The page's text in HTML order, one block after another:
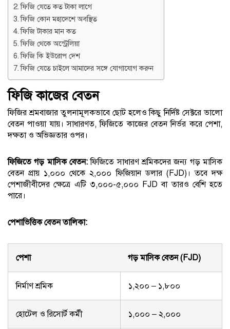
ফিজি যেতে কত টাকা লাগে
ফিজি কোন মহাদেশে অবস্থিত
ফিজি টাকার মান কত
ফিজি থেকে অস্ট্রেলিয়া
ফিজি কি ইউরোপ দেশ
ফিজি যেতে চাইলে আমাদের সঙ্গে যোগাযোগ করুন
ফিজি কাজের বেতন
ফিজির শ্রমবাজার তুলনামূলকভাবে ছোট হলেও কিছু নির্দিষ্ট সেক্টরে ভালো
বেতন পাওয়া যায়। সাধারণত, ফিজিতে কাজের বেতন নির্ভর করে পেশা,
দক্ষতা ও অভিজ্ঞতার ওপর।
ফিজিতে গড় মাসিক বেতন:ফিজিতে সাধারণ শ্রমিকদের জন্য গড় মাসিক
বেতন প্রায় ১,০০০ থেকে ২,০০০ ফিজিয়ান ডলার (FJD)। তবে দক্ষ
পেশাজীবীদের ক্ষেত্রে এটি ৩,০০০-৫,০০০ FJD বা তারও বেশি হতে
পারে।
পেশাভিত্তিক বেতন তালিকা:
পেশা গড় মাসিক বেতন (FJD)
নির্মাণ শ্রমিক ১,২০০ – ১,৮০০
হোটেল ও রিসোর্ট কর্মী ১,০০০ – ২,০০০